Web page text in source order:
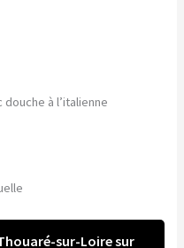
à l’italienne
sur-Loire sur